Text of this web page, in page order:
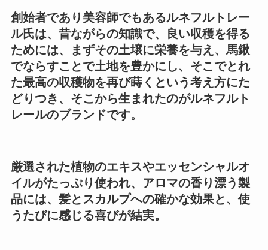
創始者であり美容師でもあるルネフルトレー
ル氏は、昔ながらの知識で、良い収穫を得る
ためには、まずその土壌に栄養を与え、馬鍬
でならすことで土地を豊かにし、そこでとれ
た最高の収穫物を再び蒔くという考え方にた
どりつき、そこから生まれたのがルネフルト
レールのブランドです。
厳選された植物のエキスやエッセンシャルオ
イルがたっぷり使われ、アロマの香り漂う製
品には、髪とスカルプへの確かな効果と、使
うたびに感じる喜びが結実。